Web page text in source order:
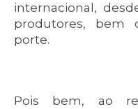
internacional,
produtores, bem
porte.
Pois bem, ao